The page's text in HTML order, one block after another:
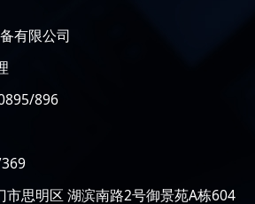
有限公司
896
市思明区 湖滨南路2号御景苑A栋604